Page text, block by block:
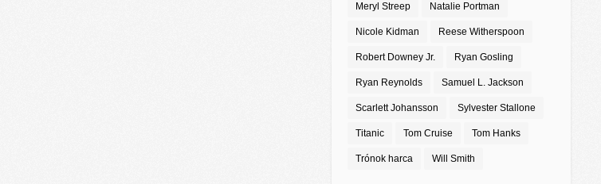
Meryl Streep Natalie Portman
Nicole Kidman Reese Witherspoon
Robert Downey Jr. Ryan Gosling
Ryan Reynolds Samuel L. Jackson
Scarlett Johansson Sylvester Stallone
Titanic Tom Cruise Tom Hanks
Trónok harca Will Smith